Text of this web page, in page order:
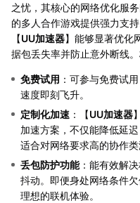
之忧，其核心的网络优化服
的多人合作游戏提供强力支
【UU加速器】能够显著优化
据包丢失率并防止意外断线。
免费试用 ：可参与免费试
速度即刻飞升。
定制化加速 ：【UU加速器
加速方案，不仅能降低延
适合对网络要求高的协作类
丢包防护功能：能有效解
抖动。即便身处网络条件
理想的联机体验。